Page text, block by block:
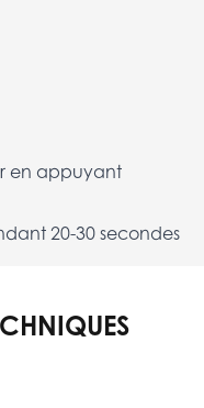
en appuyant
20-30 secondes